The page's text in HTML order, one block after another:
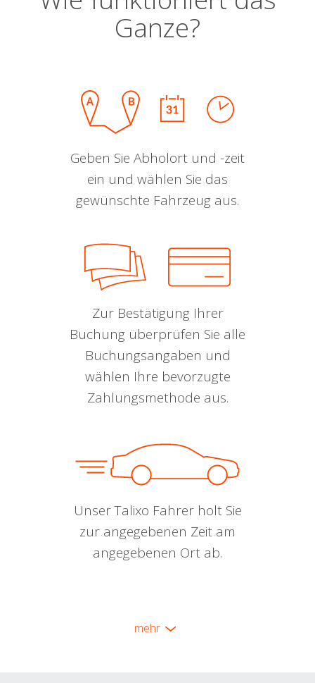
Ganze?
Geben Sie Abholort und -zeit
ein und wählen Sie das
gewünschte Fahrzeug aus.
Zur Bestätigung Ihrer
Buchung überprüfen Sie alle
Buchungsangaben und
wählen Ihre bevorzugte
Zahlungsmethode aus.
Unser Talixo Fahrer holt Sie
zur angegebenen Zeit am
angegebenen Ort ab.
mehr